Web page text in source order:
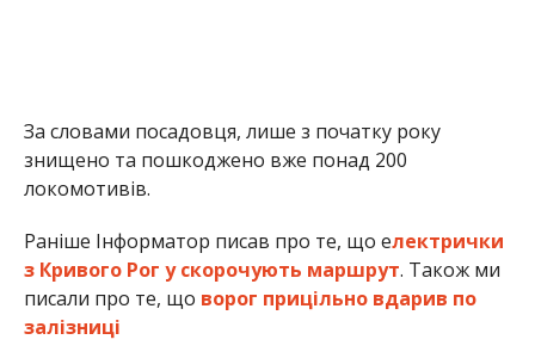
За словами посадовця, лише з початку року
знищено та пошкоджено вже понад 200
локомотивів.
Раніше Інформатор писав про те, що електрички
з Кривого Рог у скорочують маршрут. Також ми
писали про те, що ворог прицільно вдарив по
залізниці